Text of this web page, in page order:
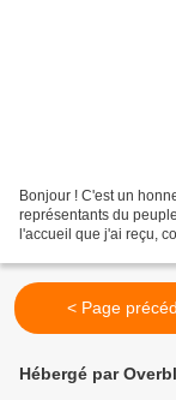
Bonjour ! C'est un
représentants du
l'accueil que j'ai reçu,
< Page
Hébergé par